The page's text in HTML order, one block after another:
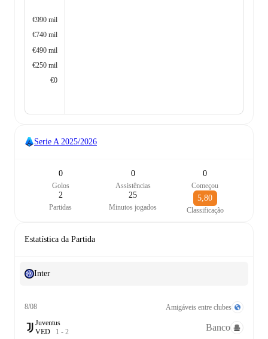
€990 mil
€740 mil
€490 mil
€250 mil
€0
Serie A 2025/2026
0
Golos
0
Assistências
0
Começou
2
Partidas
25
Minutos jogados
5,80
Classificação
Estatística da Partida
Inter
8/08
Amigáveis entre clubes
Juventus
VED 1 - 2 Banco